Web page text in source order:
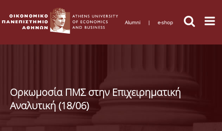
Alumni | e-shop
Ορκωμοσία ΠΜΣ στην Επιχειρηματική
Αναλυτική (18/06)